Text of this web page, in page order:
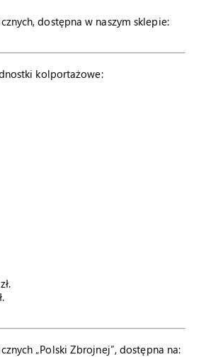
dostępna w naszym sklepie:
kolportażowe:
„Polski Zbrojnej”, dostępna na: